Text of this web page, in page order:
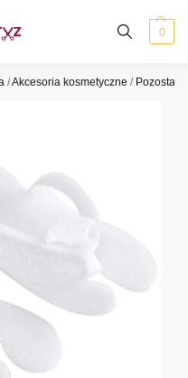
0
/Akcesoria kosmetyczne / Pozostałe